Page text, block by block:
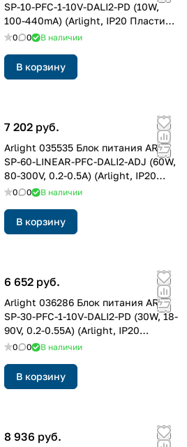
SP-10-PFC-1-10V-DALI2-PD (10W,
100-440mA) (Arlight, IP20 Пластик,
5 лет)
0 0 В наличии
В корзину
7 202 руб.
Arlight 035535 Блок питания ARJ-
SP-60-LINEAR-PFC-DALI2-ADJ (60W,
80-300V, 0.2-0.5A) (Arlight, IP20
Металл, 5 лет)
0 0 В наличии
В корзину
6 652 руб.
Arlight 036286 Блок питания ARJ-
SP-30-PFC-1-10V-DALI2-PD (30W, 18-
90V, 0.2-0.55A) (Arlight, IP20
Металл, 5 лет)
0 0 В наличии
В корзину
8 936 руб.